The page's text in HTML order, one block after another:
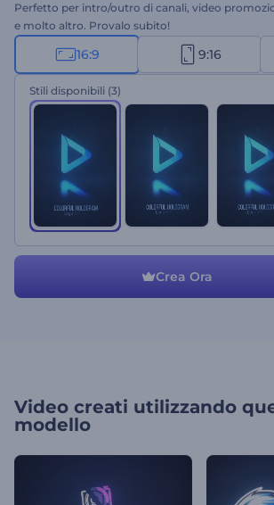
Perfetto per intro/outro di canali, video
e molto altro. Provalo subito!
16:9 9:16
Stili disponibili (3)
Crea Ora
Video creati utilizzando
modello